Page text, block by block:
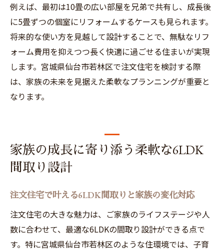
例えば、最初は10畳の広い部屋を兄弟で共有し、成長後
に5畳ずつの個室にリフォームするケースも見られます。
将来的な使い方を見越して設計することで、無駄なリフ
ォーム費用を抑えつつ長く快適に過ごせる住まいが実現
します。宮城県仙台市若林区で注文住宅を検討する際
は、家族の未来を見据えた柔軟なプランニングが重要と
なります。
家族の成長に寄り添う柔軟な6LDK
間取り設計
注文住宅で叶える6LDK間取りと家族の変化対応
注文住宅の大きな魅力は、ご家族のライフステージや人
数に合わせて、最適な6LDKの間取り設計ができる点で
す。特に宮城県仙台市若林区のような住環境では、子育